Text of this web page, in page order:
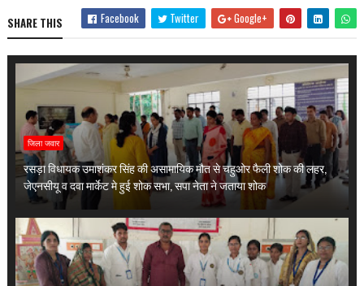
SHARE THIS Facebook Twitter Google+
जिला जवार
रसड़ा विधायक उमाशंकर सिंह की असामायिक मौत से चहुओर फैली शोक की लहर,
जेएनसीयू व दवा मार्केट मे हुई शोक सभा, सपा नेता ने जताया शोक